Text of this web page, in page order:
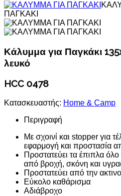
ΠΑΓΚΑΚΙ
Κάλυμμα για Παγκάκι
λευκό
HCC 0478
Κατασκευαστής: Home & Camp
Περιγραφή
Με σχοινί και stopper για
εφαρμογή και προστασία
Προστατεύει τα έπιπλα
από βροχή, σκόνη και
Προστατεύει από την
Εύκολο καθάρισμα
Αδιάβροχο